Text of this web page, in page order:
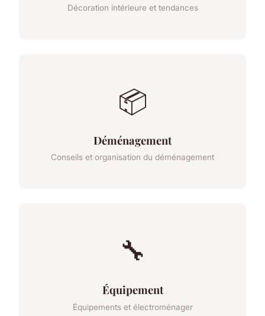
Décoration intérieure et tendances
📦
Déménagement
Conseils et organisation du déménagement
🔧
Équipement
Équipements et électroménager